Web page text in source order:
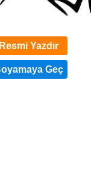
Resmi Yazdır